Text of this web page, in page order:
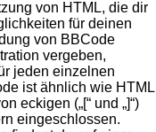
von HTML, die dir
für deinen
von BBCode
vergeben,
jeden einzelnen
ist ähnlich wie HTML
eckigen („[“ und „]“)
eingeschlossen.